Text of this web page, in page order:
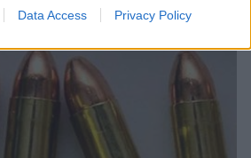
Data Access Privacy Policy